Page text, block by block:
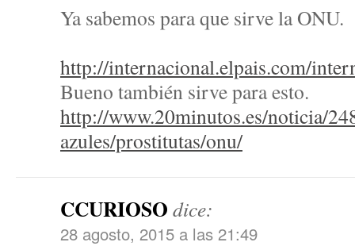
Ya sabemos para que sirve la ONU.
http://internacional.elpais.com/
Bueno también sirve para esto.
http://www.20minutos.es/noticia/
azules/prostitutas/onu/
CCURIOSO dice:
28 agosto, 2015 a las 21:49